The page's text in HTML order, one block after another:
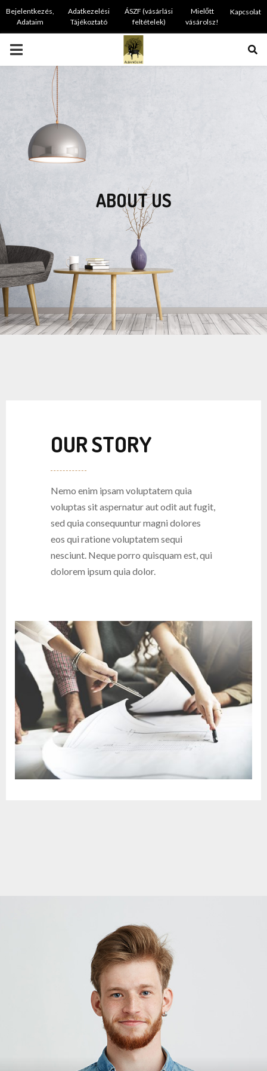
Bejelentkezés,
Adataim
Adatkezelési
Tájékoztató
ÁSZF (vásárlási
feltételek)
Mielőtt
vásárolsz!
Kapcsolat
PRIMARY
MENU
ABOUT US
OUR STORY
Nemo enim ipsam voluptatem quia
voluptas sit aspernatur aut odit aut fugit,
sed quia consequuntur magni dolores
eos qui ratione voluptatem sequi
nesciunt. Neque porro quisquam est, qui
dolorem ipsum quia dolor.